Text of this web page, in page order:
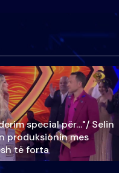
special për…"/ Selin
produksionin mes
të forta